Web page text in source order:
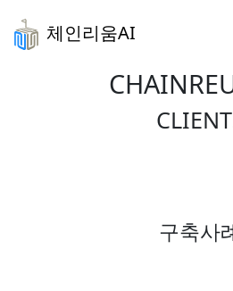
체인리움AI
구축사